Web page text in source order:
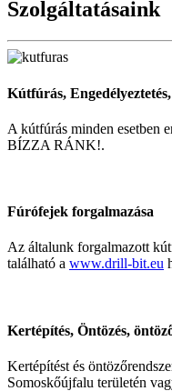
Szolgáltatásaink
Kútfúrás,
A kútfúrás minden esetben
BÍZZA RÁNK!.
Fúrófejek forgalmazása
Az általunk forgalmazott
található a www.drill-bit.eu
Kertépítés, Öntözés,
Kertépítést és
Somoskőújfalu területén